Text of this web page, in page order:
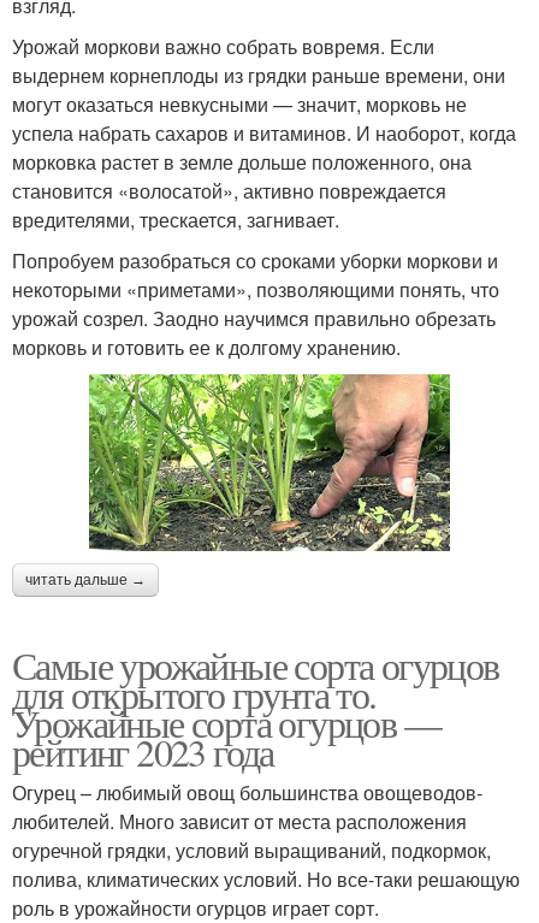
Урожай моркови важно собрать вовремя. Если
выдернем корнеплоды из грядки раньше времени, они
могут оказаться невкусными — значит, морковь не
успела набрать сахаров и витаминов. И наоборот, когда
морковка растет в земле дольше положенного, она
становится «волосатой», активно повреждается
вредителями, трескается, загнивает.
Попробуем разобраться со сроками уборки моркови и
некоторыми «приметами», позволяющими понять, что
урожай созрел. Заодно научимся правильно обрезать
морковь и готовить ее к долгому хранению.
читать дальше →
Самые урожайные сорта огурцов
для открытого грунта то.
Урожайные сорта огурцов —
рейтинг 2023 года
Огурец – любимый овощ большинства овощеводов-
любителей. Много зависит от места расположения
огуречной грядки, условий выращиваний, подкормок,
полива, климатических условий. Но все-таки решающую
роль в урожайности огурцов играет сорт.